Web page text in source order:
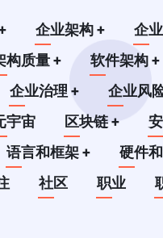
企业架构+ 企
构质量+ 软件架构+
企业治理+ 企业风
宇宙 区块链+
语言和框架+ 硬件
社区 职业